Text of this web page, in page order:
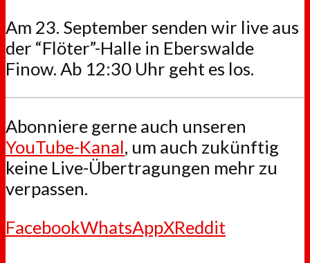
Am 23. September senden wir live aus
der “Flöter”-Halle in Eberswalde
Finow. Ab 12:30 Uhr geht es los.
Abonniere gerne auch unseren
YouTube-Kanal, um auch zukünftig
keine Live-Übertragungen mehr zu
verpassen.
FacebookWhatsAppXReddit